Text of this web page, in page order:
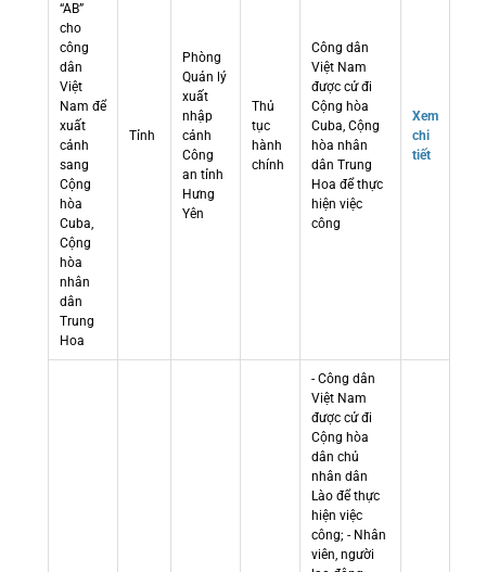
“AB”
cho
công
dân
Việt
Nam để
xuất
cảnh
sang
Cộng
hòa
Cuba,
Cộng
hòa
nhân
dân
Trung
Hoa
Tỉnh
Phòng
Quản lý
xuất
nhập
cảnh
Công
an tỉnh
Hưng
Yên
Thủ
tục
hành
chính
Công dân
Việt Nam
được cử đi
Cộng hòa
Cuba, Cộng
hòa nhân
dân Trung
Hoa để thực
hiện việc
công
Xem
chi
tiết
- Công dân
Việt Nam
được cử đi
Cộng hòa
dân chủ
nhân dân
Lào để thực
hiện việc
công; - Nhân
viên, người